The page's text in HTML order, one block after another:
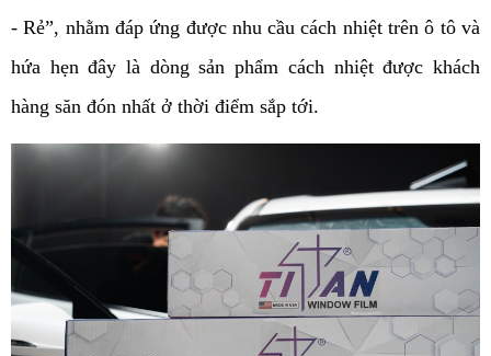
- Rẻ”, nhằm đáp ứng được nhu cầu cách nhiệt trên ô tô và
hứa hẹn đây là dòng sản phẩm cách nhiệt được khách
hàng săn đón nhất ở thời điểm sắp tới.